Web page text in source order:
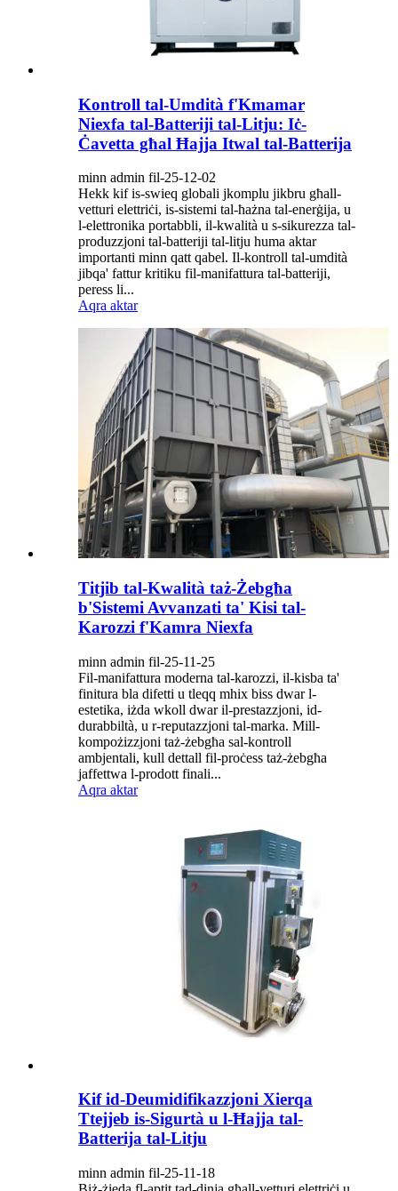
Kontroll tal-Umdità f'Kmamar
Niexfa tal-Batteriji tal-Litju: Iċ-
Ċavetta għal Ħajja Itwal tal-Batterija
minn admin fil-25-12-02
Hekk kif is-swieq globali jkomplu jikbru għall-
vetturi elettriċi, is-sistemi tal-ħażna tal-enerġija, u
l-elettronika portabbli, il-kwalità u s-sikurezza tal-
produzzjoni tal-batteriji tal-litju huma aktar
importanti minn qatt qabel. Il-kontroll tal-umdità
jibqa' fattur kritiku fil-manifattura tal-batteriji,
peress li...
Aqra aktar
Titjib tal-Kwalità taż-Żebgħa
b'Sistemi Avvanzati ta' Kisi tal-
Karozzi f'Kamra Niexfa
minn admin fil-25-11-25
Fil-manifattura moderna tal-karozzi, il-kisba ta'
finitura bla difetti u tleqq mhix biss dwar l-
estetika, iżda wkoll dwar il-prestazzjoni, id-
durabbiltà, u r-reputazzjoni tal-marka. Mill-
kompożizzjoni taż-żebgħa sal-kontroll
ambjentali, kull dettall fil-proċess taż-żebgħa
jaffettwa l-prodott finali...
Aqra aktar
Kif id-Deumidifikazzjoni Xierqa
Ttejjeb is-Sigurtà u l-Ħajja tal-
Batterija tal-Litju
minn admin fil-25-11-18